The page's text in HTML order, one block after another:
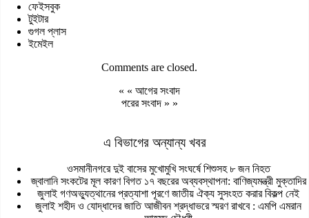
ফেইসবুক
টুইটার
গুগল প্লাস
ইমেইল
Comments are closed.
« « আগের সংবাদ
পরের সংবাদ » »
এ বিভাগের অন্যান্য খবর
ওসমানীনগরে দুই বাসের মুখোমুখি সংঘর্ষে শিশুসহ ৮ জন নিহত
জ্বালানি সংকটের মূল কারণ বিগত ১৭ বছরের অব্যবস্থাপনা: বাণিজ্যমন্ত্রী মুক্তাদির
জুলাই গণঅভ্যুত্থানের প্রত্যাশা পূরণে জাতীয় ঐক্য সুসংহত করার বিকল্প নেই
জুলাই শহীদ ও যোদ্ধাদের জাতি আজীবন শ্রদ্ধাভরে স্মরণ রাখবে : এমপি এমরান